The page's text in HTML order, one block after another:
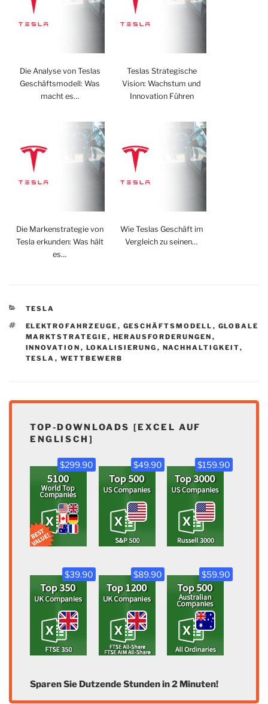
Die Analyse von Teslas
Geschäftsmodell: Was
macht es…
Teslas Strategische
Vision: Wachstum und
Innovation Führen
Die Markenstrategie von
Tesla erkunden: Was hält
es…
Wie Teslas Geschäft im
Vergleich zu seinen…
KATEGORIEN
TESLA
SCHLAGWÖRTER
ELEKTROFAHRZEUGE , GESCHÄFTSMODELL , GLOBALE
MARKTSTRATEGIE , HERAUSFORDERUNGEN ,
INNOVATION , LOKALISIERUNG , NACHHALTIGKEIT,
TESLA , WETTBEWERB
TOP-DOWNLOADS [EXCEL AUF
ENGLISCH]
$299.90 $49.90 $159.90
$39.90 $89.90 $59.90
Sparen Sie Dutzende Stunden in 2 Minuten!